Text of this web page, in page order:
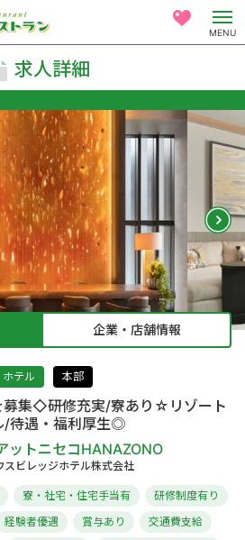
MENU
求人詳細
企業・店舗情報
ホテル 本部
集◇研修充実/寮あり☆リゾート
/待遇・福利厚生◎
ットニセコHANAZONO
スビレッジホテル株式会社
寮・社宅・住宅手当有
研修制度有り
経験者優遇 賞与あり
交通費支給